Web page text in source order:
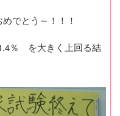
でとう～！！！
％ を大きく上回る結